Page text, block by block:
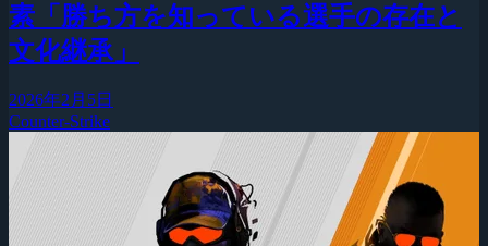
素「勝ち方を知っている選手の存在と
文化継承」
2026年2月5日
Counter-Strike